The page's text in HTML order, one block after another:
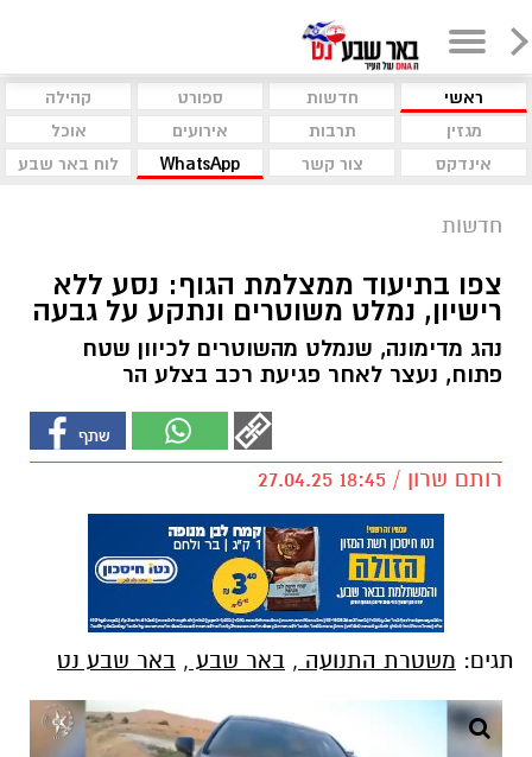
ראשי חדשות ספורט
קהילה
מגזין
תרבות אירועים
אוכל
אינדקס
צור קשר WhatsApp לוח באר שבע
חדשות
צפו בתיעוד ממצלמת הגוף: נסע ללא
רישיון, נמלט משוטרים ונתקע על גבעה
נהג מדימונה, שנמלט מהשוטרים לכיוון שטח
פתוח, נעצר לאחר פגיעת רכב בצלע הר
רותם שרון / 18:45 27.04.25
תגים: משטרת התנועה , באר שבע , באר שבע נט